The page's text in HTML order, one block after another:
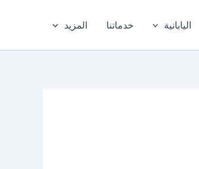
اليابانية خدماتنا المزيد